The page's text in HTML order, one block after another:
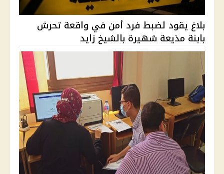
بلاغ يقود لضبط فرد أمن في واقعة تحرش
بابنة مذيعة شهيرة بالشيخ زايد